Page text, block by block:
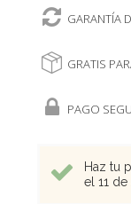
GARANTÍA
GRATIS
PAGO
Haz tu
el 11